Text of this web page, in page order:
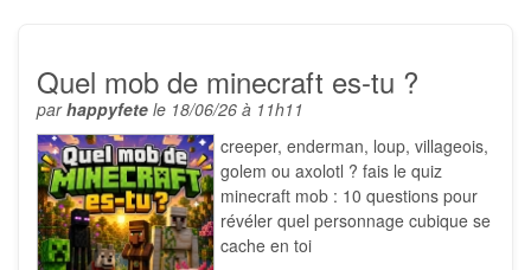
Quel mob de minecraft es-tu ?
parhappyfete le 18/06/26 à 11h11
creeper, enderman, loup, villageois,
golem ou axolotl ? fais le quiz
minecraft mob : 10 questions pour
révéler quel personnage cubique se
cache en toi